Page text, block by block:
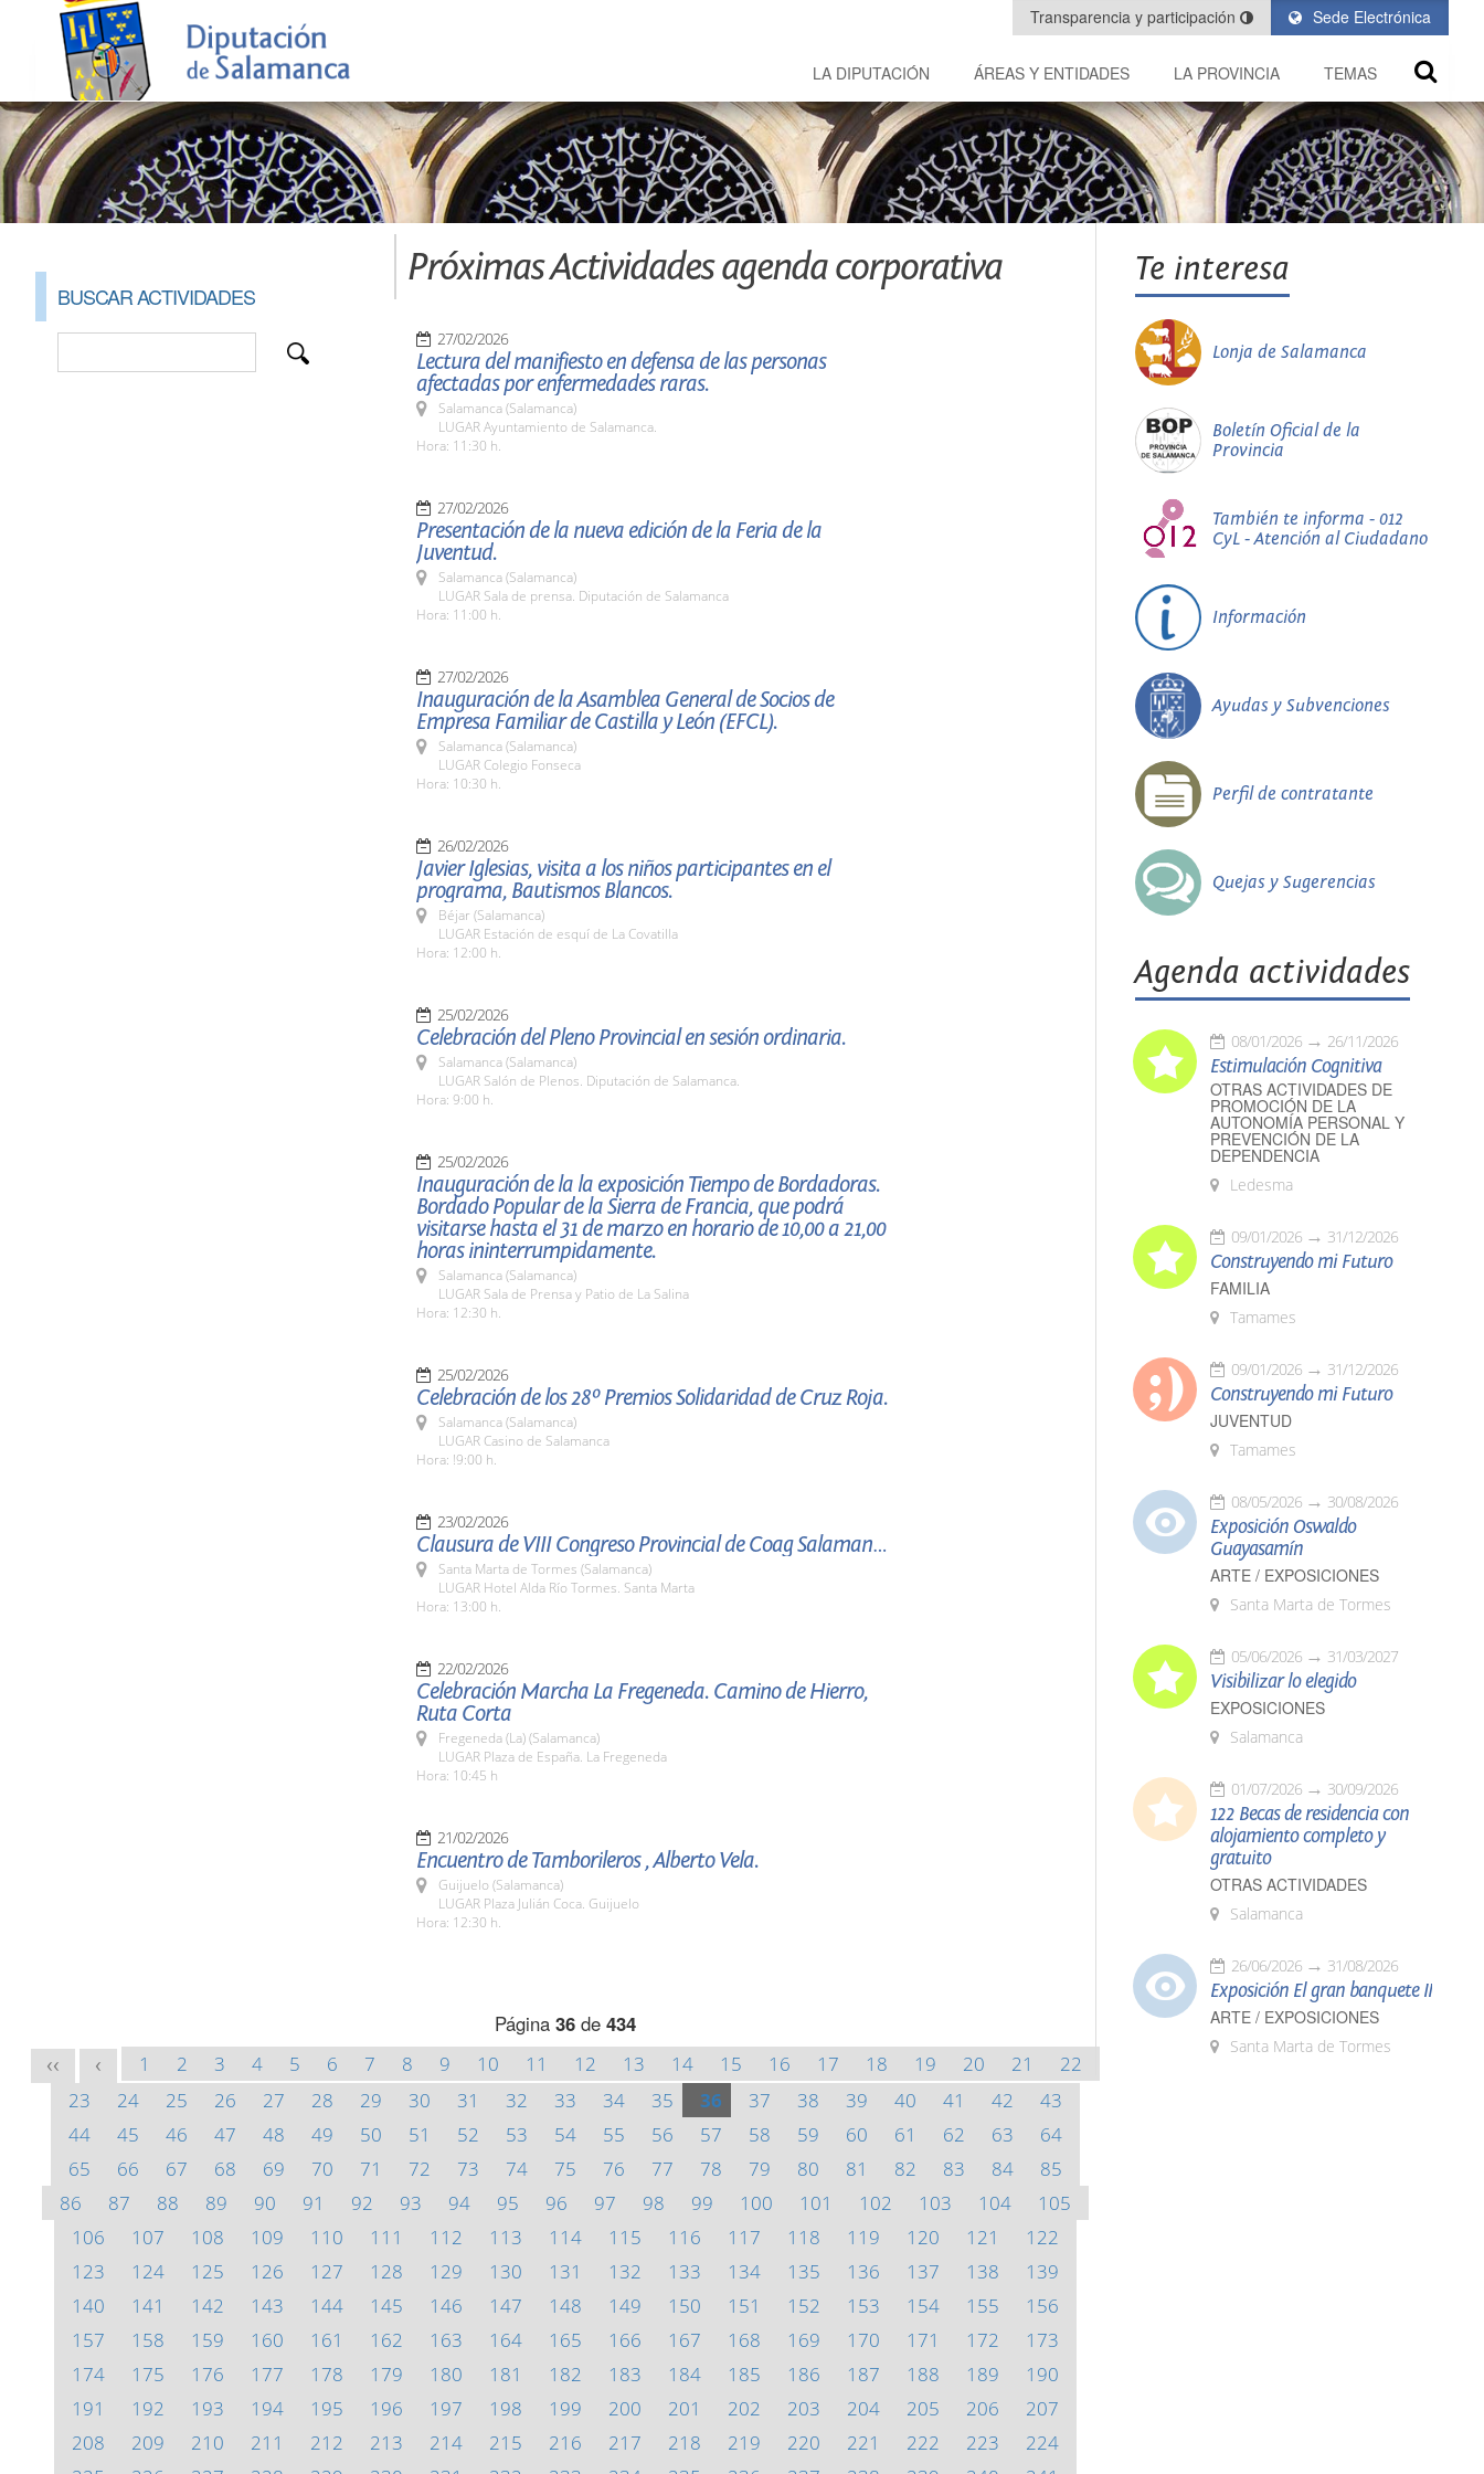
Sede Electrónica
Transparencia y participación
LA DIPUTACIÓN ÁREAS Y ENTIDADES LA PROVINCIA TEMAS
BUSCAR ACTIVIDADES
Próximas Actividades agenda corporativa
27/02/2026
Lectura del manifiesto en defensa de las personas
afectadas por enfermedades raras.
Salamanca (Salamanca)
LUGAR Ayuntamiento de Salamanca.
Hora: 11:30 h.
27/02/2026
Presentación de la nueva edición de la Feria de la
Juventud.
Salamanca (Salamanca)
LUGAR Sala de prensa. Diputación de Salamanca
Hora: 11:00 h.
27/02/2026
Inauguración de la Asamblea General de Socios de
Empresa Familiar de Castilla y León (EFCL).
Salamanca (Salamanca)
LUGAR Colegio Fonseca
Hora: 10:30 h.
26/02/2026
Javier Iglesias, visita a los niños participantes en el
programa, Bautismos Blancos.
Béjar (Salamanca)
LUGAR Estación de esquí de La Covatilla
Hora: 12:00 h.
25/02/2026
Celebración del Pleno Provincial en sesión ordinaria.
Salamanca (Salamanca)
LUGAR Salón de Plenos. Diputación de Salamanca.
Hora: 9:00 h.
25/02/2026
Inauguración de la la exposición Tiempo de Bordadoras.
Bordado Popular de la Sierra de Francia, que podrá
visitarse hasta el 31 de marzo en horario de 10,00 a 21,00
horas ininterrumpidamente.
Salamanca (Salamanca)
LUGAR Sala de Prensa y Patio de La Salina
Hora: 12:30 h.
25/02/2026
Celebración de los 28º Premios Solidaridad de Cruz Roja.
Salamanca (Salamanca)
LUGAR Casino de Salamanca
Hora: !9:00 h.
23/02/2026
Clausura de VIII Congreso Provincial de Coag Salamanca.
Santa Marta de Tormes (Salamanca)
LUGAR Hotel Alda Río Tormes. Santa Marta
Hora: 13:00 h.
22/02/2026
Celebración Marcha La Fregeneda. Camino de Hierro,
Ruta Corta
Fregeneda (La) (Salamanca)
LUGAR Plaza de España. La Fregeneda
Hora: 10:45 h
21/02/2026
Encuentro de Tamborileros , Alberto Vela.
Guijuelo (Salamanca)
LUGAR Plaza Julián Coca. Guijuelo
Hora: 12:30 h.
Página 36 de 434
<< < 1 2 3 4 5 6 7 8 9 10 11 12 13 14 15 16 17 18 19 20 21
22
23
24 25 26 27 28 29 30 31 32 33 34 35 36 37 38 39 40 41 42
43
44
45 46 47 48 49 50 51 52 53 54 55 56 57 58 59 60 61 62 63
64
65
66 67 68 69 70 71 72 73 74 75 76 77 78 79 80 81 82 83 84
85
86
87 88 89 90 91 92 93 94 95 96 97 98 99 100 101 102 103 104
105
106
107 108 109 110 111 112 113 114 115 116 117 118 119 120 121
122
123
124 125 126 127 128 129 130 131 132 133 134 135 136 137 138
139
140
141 142 143 144 145 146 147 148 149 150 151 152 153 154 155
156
157
158 159 160 161 162 163 164 165 166 167 168 169 170 171 172
173
174
175 176 177 178 179 180 181 182 183 184 185 186 187 188 189
190
191
192 193 194 195 196 197 198 199 200 201 202 203 204 205 206
207
208
209 210 211 212 213 214 215 216 217 218 219 220 221 222 223
224
Te interesa
Lonja de Salamanca
Boletín Oficial de la
Provincia
También te informa - 012
CyL - Atención al Ciudadano
Información
Ayudas y Subvenciones
Perfil de contratante
Quejas y Sugerencias
Agenda actividades
08/01/2026 26/11/2026
Estimulación Cognitiva
OTRAS ACTIVIDADES DE
PROMOCIÓN DE LA
AUTONOMÍA PERSONAL Y
PREVENCIÓN DE LA
DEPENDENCIA
Ledesma
09/01/2026 31/12/2026
Construyendo mi Futuro
FAMILIA
Tamames
09/01/2026 31/12/2026
Construyendo mi Futuro
JUVENTUD
Tamames
08/05/2026 30/08/2026
Exposición Oswaldo
Guayasamín
ARTE / EXPOSICIONES
Santa Marta de Tormes
05/06/2026 31/03/2027
Visibilizar lo elegido
EXPOSICIONES
Salamanca
01/07/2026 30/09/2026
122 Becas de residencia con
alojamiento completo y
gratuito
OTRAS ACTIVIDADES
Salamanca
26/06/2026 31/08/2026
Exposición El gran banquete II
ARTE / EXPOSICIONES
Santa Marta de Tormes